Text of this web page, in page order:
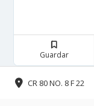
Guardar
CR 80 NO. 8 F 22